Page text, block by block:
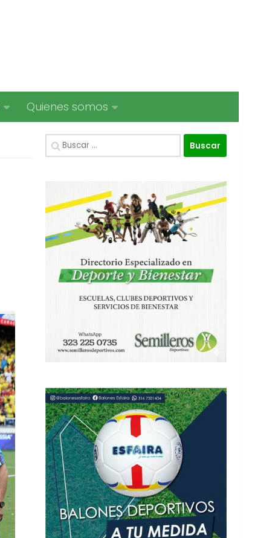
Quienes somos
Buscar: